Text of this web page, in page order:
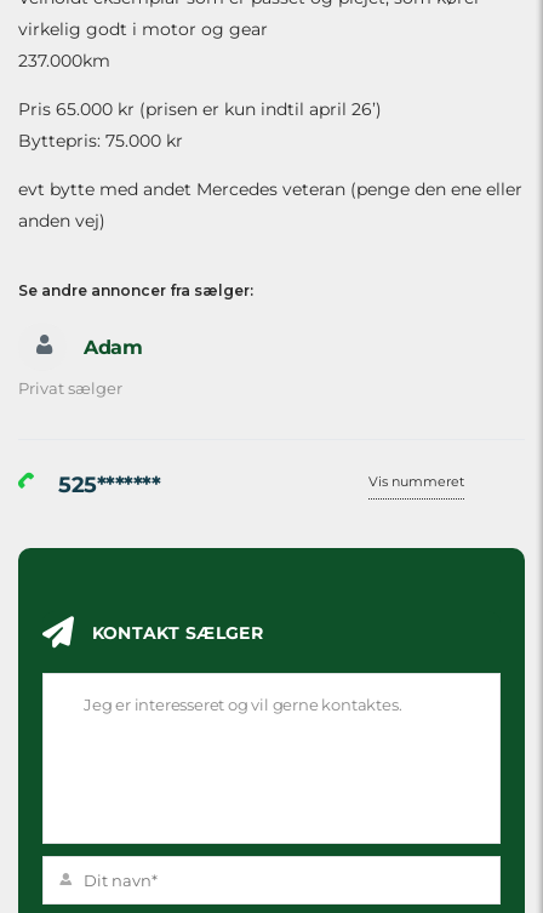
virkelig godt i motor og gear
237.000km
Pris 65.000 kr (prisen er kun indtil april 26’)
Byttepris: 75.000 kr
evt bytte med andet Mercedes veteran (penge den ene eller
anden vej)
Se andre annoncer fra sælger:
Adam
Privat sælger
525******* Vis nummeret
KONTAKT SÆLGER